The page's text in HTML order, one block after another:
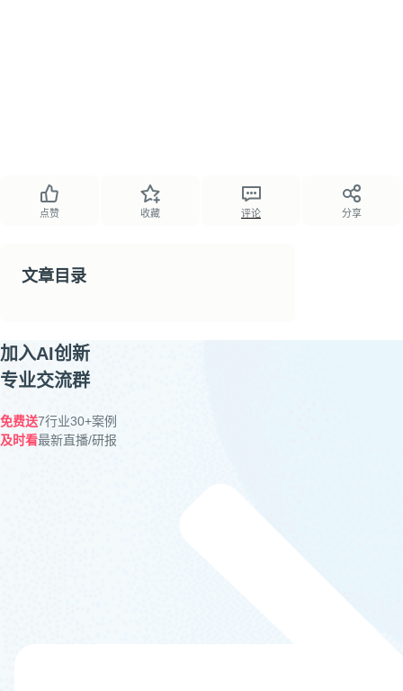
点赞 收藏 评论 分享
文章目录
加入AI创新
专业交流群
免费送7行业30+案例
及时看最新直播/研报